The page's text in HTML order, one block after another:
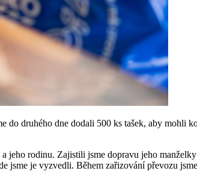
druhého dne dodali 500 ks tašek, aby mohli
jeho rodinu. Zajistili jsme dopravu jeho
jsme je vyzvedli. Během zařizování převozu